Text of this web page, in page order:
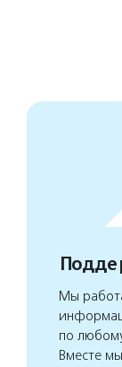
Мы
по
Вместе